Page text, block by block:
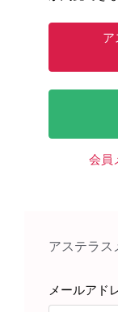
［
ア
会員
アステラス
メールアド